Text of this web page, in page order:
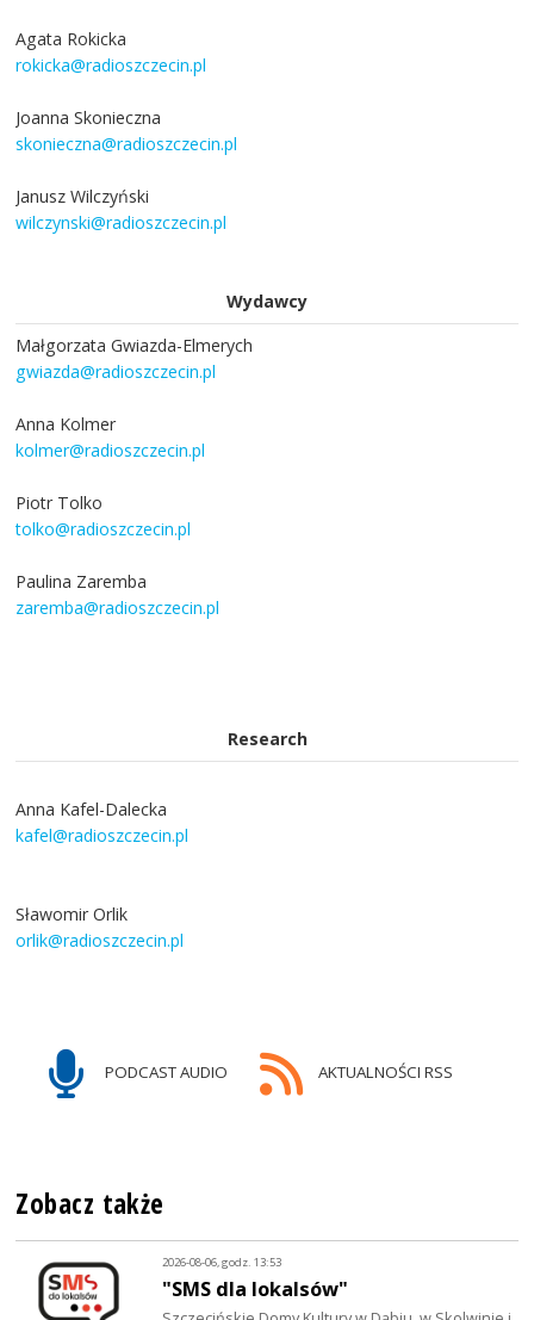
Agata Rokicka
rokicka@radioszczecin.pl
Joanna Skonieczna
skonieczna@radioszczecin.pl
Janusz Wilczyński
wilczynski@radioszczecin.pl
Wydawcy
Małgorzata Gwiazda-Elmerych
gwiazda@radioszczecin.pl
Anna Kolmer
kolmer@radioszczecin.pl
Piotr Tolko
tolko@radioszczecin.pl
Paulina Zaremba
zaremba@radioszczecin.pl
Research
Anna Kafel-Dalecka
kafel@radioszczecin.pl
Sławomir Orlik
orlik@radioszczecin.pl
PODCAST AUDIO AKTUALNOŚCI RSS
Zobacz także
2026-08-06, godz. 13:53
"SMS dla lokalsów"